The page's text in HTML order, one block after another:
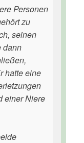
Personen
zu
seinen
dann
hatte eine
einer Niere